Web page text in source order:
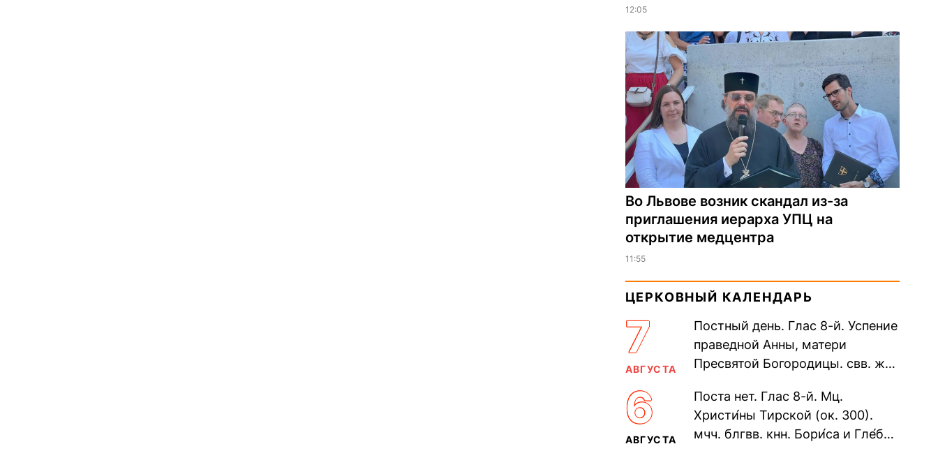
12:05
Во Львове возник скандал из-за
приглашения иерарха УПЦ на
открытие медцентра
11:55
ЦЕРКОВНЫЙ КАЛЕНДАРЬ
7
АВГУСТА
Постный день. Глас 8-й. Успение
праведной Анны, матери
Пресвятой Богородицы. свв. жен
прп. Евпракси́и девы,...
6
АВГУСТА
Поста нет. Глас 8-й. Мц.
Христи́ны Тирской (ок. 300).
мчч. блгвв. кнн. Бори́са и Гле́ба,